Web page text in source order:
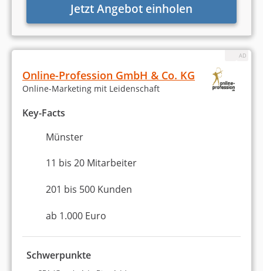
Jetzt Angebot einholen
Online-Profession GmbH & Co. KG
Online-Marketing mit Leidenschaft
Key-Facts
Münster
11 bis 20 Mitarbeiter
201 bis 500 Kunden
ab 1.000 Euro
Schwerpunkte